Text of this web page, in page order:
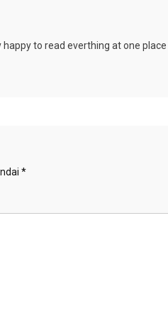
to read everthing at one place
*